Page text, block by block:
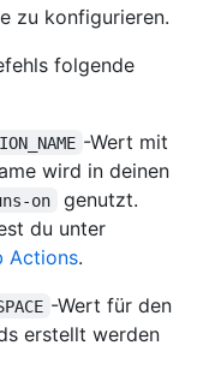
zu konfigurieren.
folgende
-Wert mit
wird in deinen
on
genutzt.
du unter
Actions.
-Wert für den
erstellt werden